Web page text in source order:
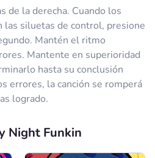
de la derecha. Cuando los
las siluetas de control, presione
Mantén el ritmo
Mantente en superioridad
hasta su conclusión
errores, la canción se romperá
logrado.
Night Funkin